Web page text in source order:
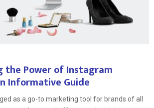
the Power of Instagram
Informative Guide
as a go-to marketing tool for brands of all